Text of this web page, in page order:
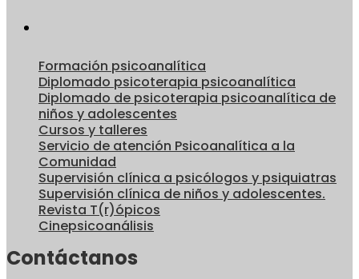
Formación psicoanalítica
Diplomado psicoterapia psicoanalítica
Diplomado de psicoterapia psicoanalítica de
niños y adolescentes
Cursos y talleres
Servicio de atención Psicoanalítica a la
Comunidad
Supervisión clínica a psicólogos y psiquiatras
Supervisión clínica de niños y adolescentes.
Revista T(r)ópicos
Cinepsicoanálisis
Contáctanos